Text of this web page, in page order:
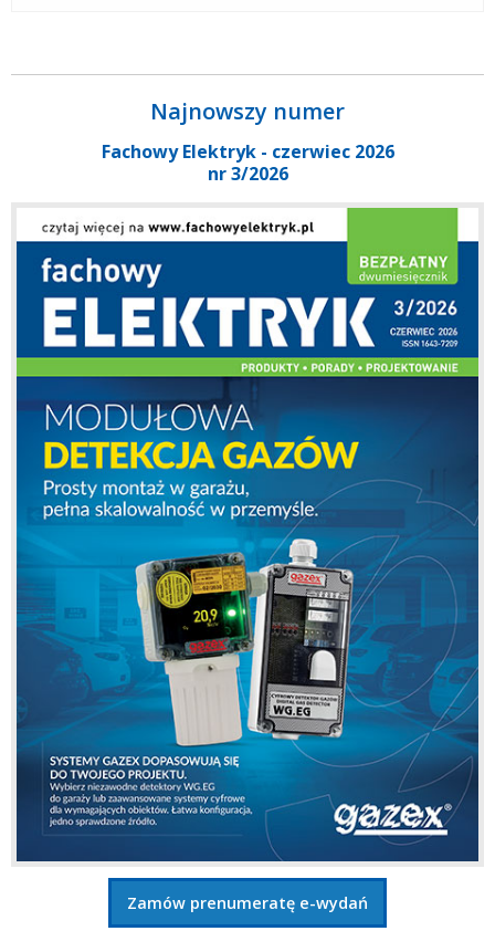
Najnowszy numer
Fachowy Elektryk - czerwiec 2026
nr 3/2026
Zamów prenumeratę e-wydań